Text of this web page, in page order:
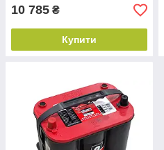
10 785 ₴
Купити